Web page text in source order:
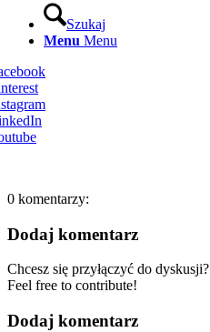
Szukaj
Menu Menu
0 komentarzy:
Dodaj komentarz
Chcesz się przyłączyć do dyskusji?
Feel free to contribute!
Dodaj komentarz